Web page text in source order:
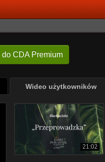
do CDA Premium
Wideo użytkowników
21:02